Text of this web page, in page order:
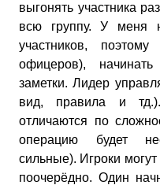
выгонять участника
всю группу. У меня
участников,
офицеров),
заметки. Лидер
вид, правила и
отличаются по
операцию будет
сильные). Игроки
поочерёдно. Один